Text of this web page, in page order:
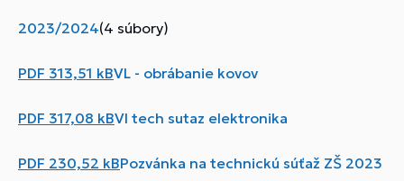
2023/2024(4 súbory)
PDF 313,51 kBVL - obrábanie kovov
PDF 317,08 kBVl tech sutaz elektronika
PDF 230,52 kBPozvánka na technickú súťaž ZŠ 2023